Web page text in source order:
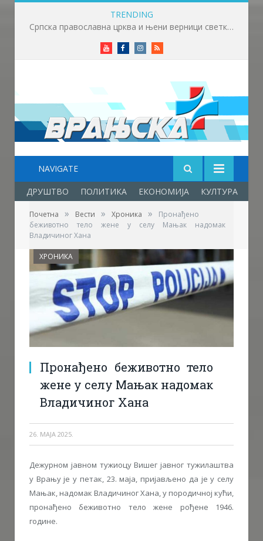
TRENDING
Мини Бициклијада окупила велики број малишана
YoutubeFacebookInstagram
RSS
NAVIGATE
ДРУШТВО ПОЛИТИКА ЕКОНОМИЈА КУЛТУРА
Почетна » Вести » Хроника »
Пронађено
беживотно тело жене у селу Мањак надомак
Владичиног Хана
Пронађено беживотно тело
жене у селу Мањак надомак
Владичиног Хана
26. МАЈА 2025.
ХРОНИКА
Дежурном јавном тужиоцу Вишег јавног тужилаштва
у Врању је у петак, 23. маја, пријављено да је у селу
Мањак, надомак Владичиног Хана, у породичној кући,
пронађено беживотно тело жене рођене 1946.
године.